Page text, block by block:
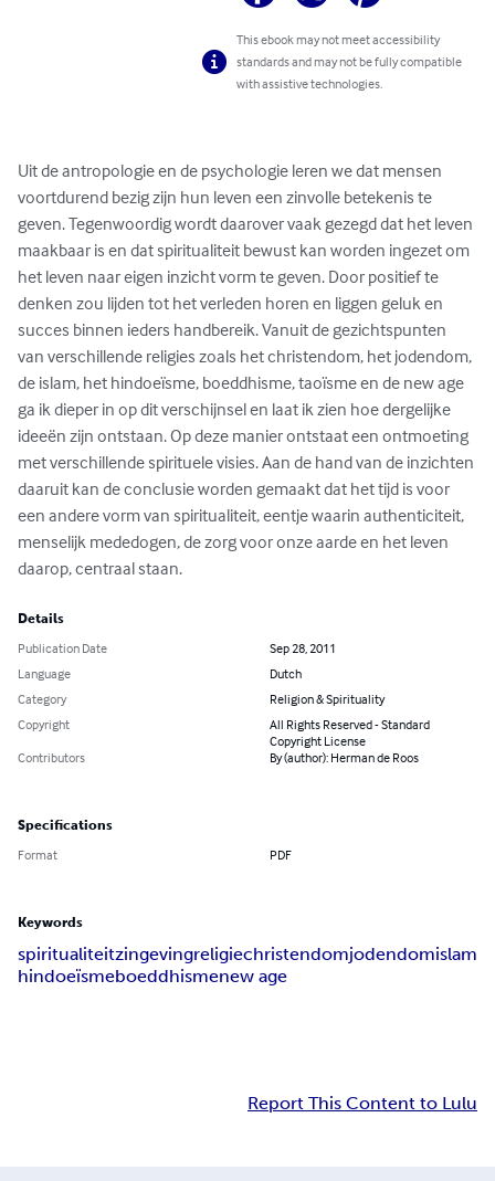
This ebook may not meet accessibility
standards and may not be fully compatible
with assistive technologies.
Uit de antropologie en de psychologie leren we dat mensen
voortdurend bezig zijn hun leven een zinvolle betekenis te
geven. Tegenwoordig wordt daarover vaak gezegd dat het leven
maakbaar is en dat spiritualiteit bewust kan worden ingezet om
het leven naar eigen inzicht vorm te geven. Door positief te
denken zou lijden tot het verleden horen en liggen geluk en
succes binnen ieders handbereik. Vanuit de gezichtspunten
van verschillende religies zoals het christendom, het jodendom,
de islam, het hindoeïsme, boeddhisme, taoïsme en de new age
ga ik dieper in op dit verschijnsel en laat ik zien hoe dergelijke
ideeën zijn ontstaan. Op deze manier ontstaat een ontmoeting
met verschillende spirituele visies. Aan de hand van de inzichten
daaruit kan de conclusie worden gemaakt dat het tijd is voor
een andere vorm van spiritualiteit, eentje waarin authenticiteit,
menselijk mededogen, de zorg voor onze aarde en het leven
daarop, centraal staan.
Details
Publication Date
Sep 28, 2011
Language
Dutch
Category
Religion & Spirituality
Copyright
All Rights Reserved - Standard
Copyright License
Contributors
By (author): Herman de Roos
Specifications
Format PDF
Keywords
spiritualiteitzingevingreligiechristendomjodendomislam
hindoeïsmeboeddhismenew age
Report This Content to Lulu